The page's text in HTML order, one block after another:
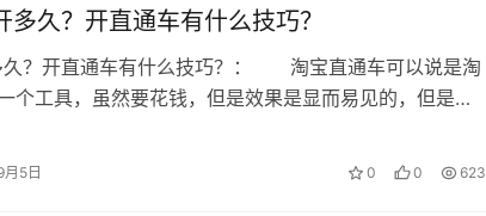
久？开直通车有什么技巧？
久？开直通车有什么技巧？： 淘宝直通车可以说是淘
个工具，虽然要花钱，但是效果是显而易见的，但是还
5日 0 0 623